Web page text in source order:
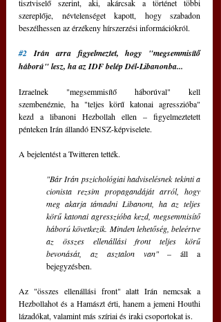
tisztviselő szerint, aki, akárcsak a történet többi
szereplője, névtelenséget kapott, hogy szabadon
beszélhessen az érzékeny hírszerzési információkról.
#2 Irán arra figyelmeztet, hogy "megsemmisítő
háború" lesz, ha az IDF belép Dél-Libanonba...
Izraelnek "megsemmisítő háborúval" kell
szembenéznie, ha "teljes körű katonai agresszióba"
kezd a libanoni Hezbollah ellen – figyelmeztetett
pénteken Irán állandó ENSZ-képviselete.
A bejelentést a Twitteren tették.
"Bár Irán pszichológiai hadviselésnek tekinti a
cionista rezsim propagandáját arról, hogy
meg akarja támadni Libanont, ha az teljes
körű katonai agresszióba kezd, megsemmisítő
háború következik. Minden lehetőség, beleértve
az összes ellenállási front teljes körű
bevonását, az asztalon van" – áll a
bejegyzésben.
Az "összes ellenállási front" alatt Irán nemcsak a
Hezbollahot és a Hamászt érti, hanem a jemeni Houthi
lázadókat, valamint más szíriai és iraki csoportokat is.